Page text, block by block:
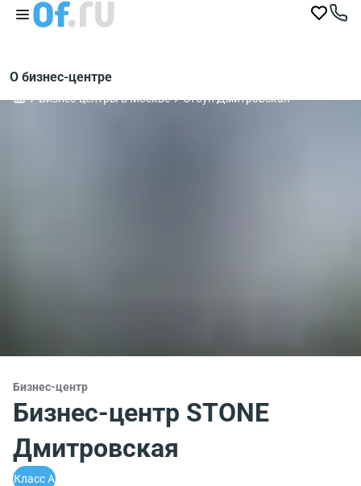
О бизнес-центре
Бизнес-центры в Москве Стоун Дмитровская
Бизнес-центр
Бизнес-центр STONE
Дмитровская
Класс A